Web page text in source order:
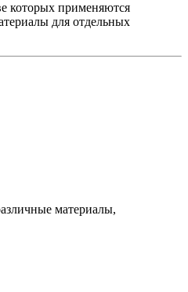
которых применяются
для отдельных
материалы,